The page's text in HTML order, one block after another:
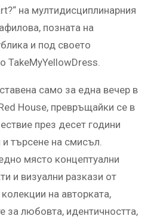
на мултидисциплинарния
позната на
и под своето
TakeMyYellowDress.
само за една вечер в
House, превръщайки се в
през десет години
търсене на смисъл.
място концептуални
и визуални разкази от
на авторката,
за любовта, идентичността,